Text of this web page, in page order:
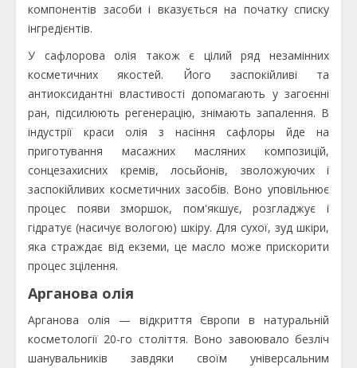
компонентів засоби і вказується на початку списку
інгредієнтів.
У сафлорова олія також є цілий ряд незамінних
косметичних якостей. Його заспокійливі та
антиоксидантні властивості допомагають у загоєнні
ран, підсилюють регенерацію, знімають запалення. В
індустрії краси олія з насіння сафлоры йде на
приготування масажних масляних композицій,
сонцезахисних кремів, лосьйонів, зволожуючих і
заспокійливих косметичних засобів. Воно уповільнює
процес появи зморшок, пом'якшує, розгладжує і
гідратує (насичує вологою) шкіру. Для сухої, зуд шкіри,
яка страждає від екземи, це масло може прискорити
процес зцілення.
Арганова олія
Арганова олія — відкриття Європи в натуральній
косметології 20-го століття. Воно завоювало безліч
шанувальників завдяки своїм універсальним